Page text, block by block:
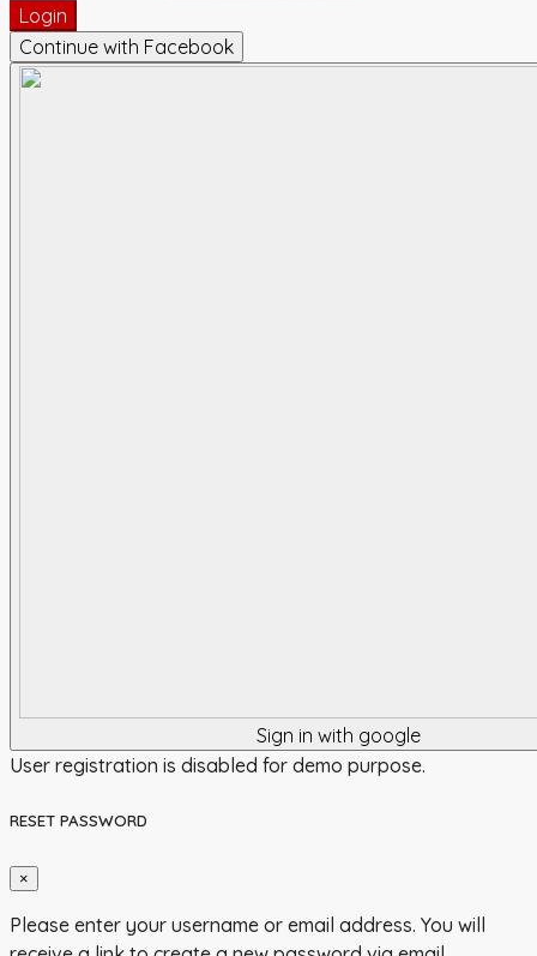
Login
Continue with Facebook
Sign in with google
User registration is disabled for demo purpose.
RESET PASSWORD
×
Please enter your username or email address. You will